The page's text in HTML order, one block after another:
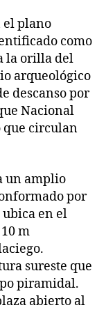
el plano
como
la orilla del
arqueológico
descanso por
Nacional
que circulan
un amplio
por
en el
m
sureste que
piramidal.
abierto al